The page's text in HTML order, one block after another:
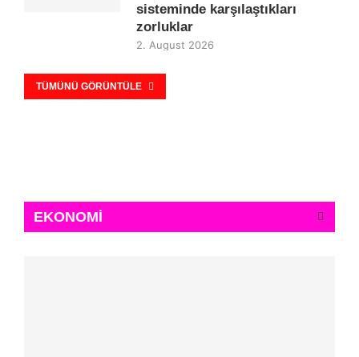
sisteminde karşılaştıkları
zorluklar
2. August 2026
TÜMÜNÜ GÖRÜNTÜLE
EKONOMİ